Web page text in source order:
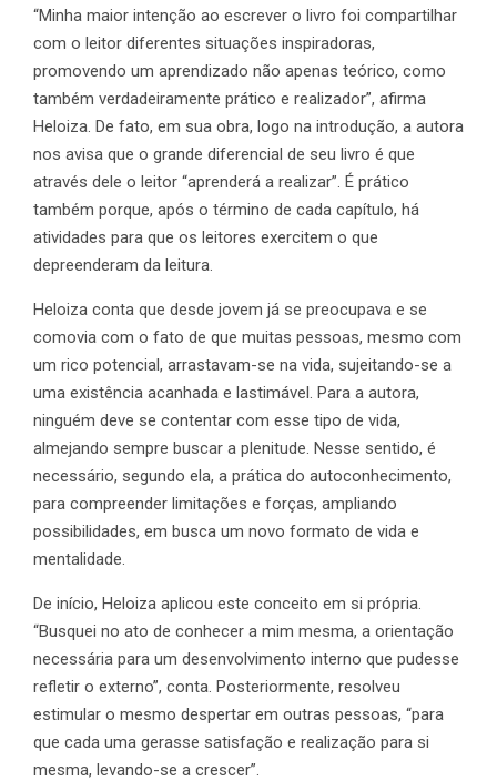
“Minha maior intenção ao escrever o livro foi compartilhar
com o leitor diferentes situações inspiradoras,
promovendo um aprendizado não apenas teórico, como
também verdadeiramente prático e realizador”, afirma
Heloiza. De fato, em sua obra, logo na introdução, a autora
nos avisa que o grande diferencial de seu livro é que
através dele o leitor “aprenderá a realizar”. É prático
também porque, após o término de cada capítulo, há
atividades para que os leitores exercitem o que
depreenderam da leitura.
Heloiza conta que desde jovem já se preocupava e se
comovia com o fato de que muitas pessoas, mesmo com
um rico potencial, arrastavam-se na vida, sujeitando-se a
uma existência acanhada e lastimável. Para a autora,
ninguém deve se contentar com esse tipo de vida,
almejando sempre buscar a plenitude. Nesse sentido, é
necessário, segundo ela, a prática do autoconhecimento,
para compreender limitações e forças, ampliando
possibilidades, em busca um novo formato de vida e
mentalidade.
De início, Heloiza aplicou este conceito em si própria.
“Busquei no ato de conhecer a mim mesma, a orientação
necessária para um desenvolvimento interno que pudesse
refletir o externo”, conta. Posteriormente, resolveu
estimular o mesmo despertar em outras pessoas, “para
que cada uma gerasse satisfação e realização para si
mesma, levando-se a crescer”.